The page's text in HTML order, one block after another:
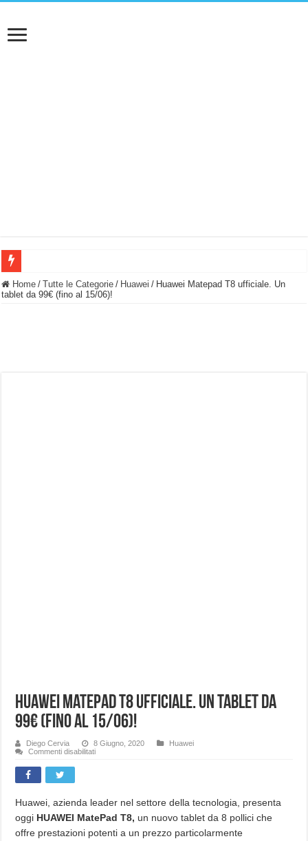
BASTA FATICARE! Questo robot tagliaerba lo appoggi e fa tutto lui! (Senza
Home / Tutte le Categorie / Huawei / Huawei Matepad T8 ufficiale. Un
tablet da 99€ (fino al 15/06)!
Huawei Matepad T8 ufficiale. Un tablet da
99€ (fino al 15/06)!
Diego Cervia 8 Giugno, 2020
Huawei
Commenti disabilitatisu
tablet
da
99€
al
Huawei, azienda leader nel settore della tecnologia, presenta
oggi HUAWEI MatePad T8, un nuovo tablet da 8 pollici che
offre prestazioni potenti a un prezzo particolarmente